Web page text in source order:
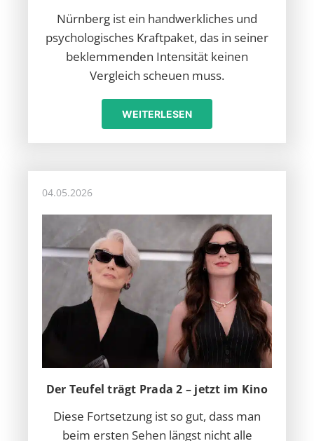
Nürnberg ist ein handwerkliches und
psychologisches Kraftpaket, das in seiner
beklemmenden Intensität keinen
Vergleich scheuen muss.
WEITERLESEN
04.05.2026
Der Teufel trägt Prada 2 – jetzt im Kino
Diese Fortsetzung ist so gut, dass man
beim ersten Sehen längst nicht alle